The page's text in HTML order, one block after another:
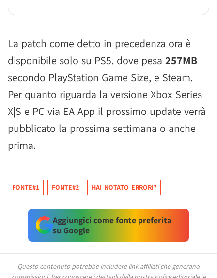
La patch come detto in precedenza ora è
disponibile solo su PS5, dove pesa 257MB
secondo PlayStation Game Size, e Steam.
Per quanto riguarda la versione Xbox Series
X|S e PC via EA App il prossimo update verrà
pubblicato la prossima settimana o anche
prima.
FONTE#1 FONTE#2 HAI NOTATO ERRORI?
Aggiungici come fonte preferita
su Google
Questo contenuto potrebbe includere link affiliati che generano